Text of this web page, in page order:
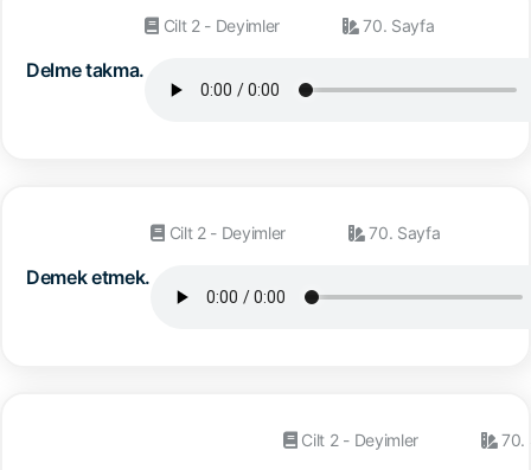
Delme takma.
Cilt 2 - Deyimler 70. Sayfa
Demek etmek.
Cilt 2 - Deyimler 70. Sayfa
Cilt 2 - Deyimler 70.